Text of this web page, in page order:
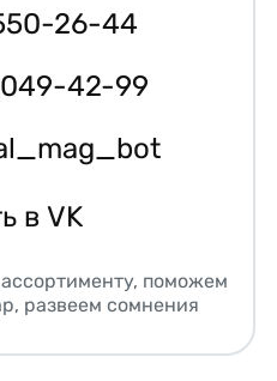
26-44
049-42-99
в VK
поможем
развеем сомнения